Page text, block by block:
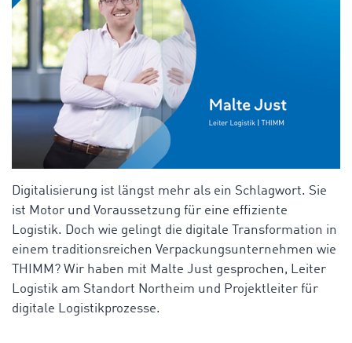
Digitalisierung ist längst mehr als ein Schlagwort. Sie
ist Motor und Voraussetzung für eine effiziente
Logistik. Doch wie gelingt die digitale Transformation in
einem traditionsreichen Verpackungsunternehmen wie
THIMM? Wir haben mit Malte Just gesprochen, Leiter
Logistik am Standort Northeim und Projektleiter für
digitale Logistikprozesse.